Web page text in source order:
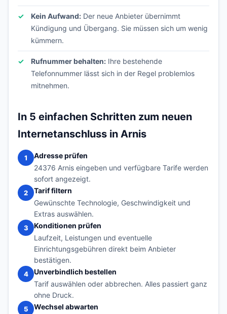
Kein Aufwand: Der neue Anbieter übernimmt
Kündigung und Übergang. Sie müssen sich um wenig
kümmern.
Rufnummer behalten: Ihre bestehende
Telefonnummer lässt sich in der Regel problemlos
mitnehmen.
In 5 einfachen Schritten zum neuen
Internetanschluss in Arnis
1
Adresse prüfen
24376 Arnis eingeben und verfügbare Tarife werden
sofort angezeigt.
2
Tarif filtern
Gewünschte Technologie, Geschwindigkeit und
Extras auswählen.
3
Konditionen prüfen
Laufzeit, Leistungen und eventuelle
Einrichtungsgebühren direkt beim Anbieter
bestätigen.
4
Unverbindlich bestellen
Tarif auswählen oder abbrechen. Alles passiert ganz
ohne Druck.
5
Wechsel abwarten